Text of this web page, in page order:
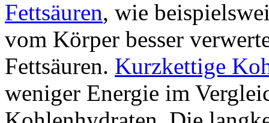
Fettsäuren, wie
vom Körper besser
Fettsäuren. Kurzkettige
weniger Energie im